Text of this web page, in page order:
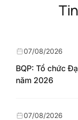
BQP: Tổ chức
năm 2026
07/08/2026
07/08/2026